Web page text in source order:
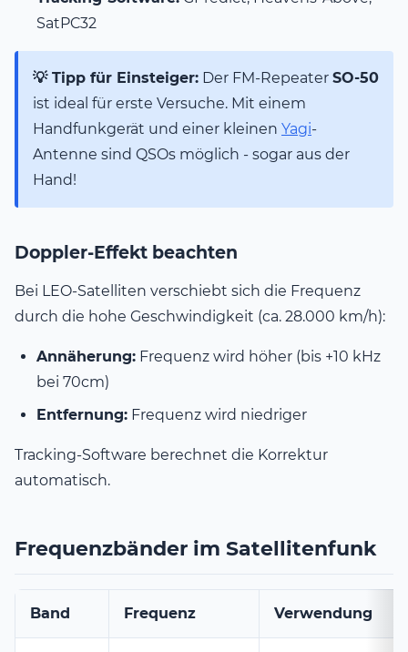
SatPC32
💡 Tipp für Einsteiger: Der FM-Repeater SO-50
ist ideal für erste Versuche. Mit einem
Handfunkgerät und einer kleinen Yagi-
Antenne sind QSOs möglich - sogar aus der
Hand!
Doppler-Effekt beachten
Bei LEO-Satelliten verschiebt sich die Frequenz
durch die hohe Geschwindigkeit (ca. 28.000 km/h):
Annäherung: Frequenz wird höher (bis +10 kHz
bei 70cm)
Entfernung: Frequenz wird niedriger
Tracking-Software berechnet die Korrektur
automatisch.
Frequenzbänder im Satellitenfunk
Band Frequenz Verwendung